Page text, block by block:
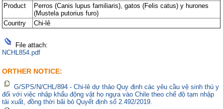
Product
Perros (Canis lupus familiaris), gatos (Felis catus) y hurones
(Mustela putorius furo)
Country
Chi-lê
File attach:
NCHL854.pdf
ORTHER NOTICE:
G/SPS/N/CHL/894 - Chi-lê dự thảo Quy định các yêu cầu vệ sinh thú y
đối với việc nhập khẩu động vật họ ngựa vào Chile theo chế độ tạm nhập
tái xuất, đồng thời bãi bỏ Quyết định số 2.492/2019.